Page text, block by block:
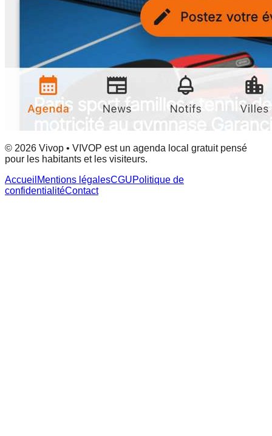
© 2026 Vivop • VIVOP est un agenda local gratuit pensé
pour les habitants et les visiteurs.
Accueil Mentions légalesCGUPolitique de
confidentialitéContact